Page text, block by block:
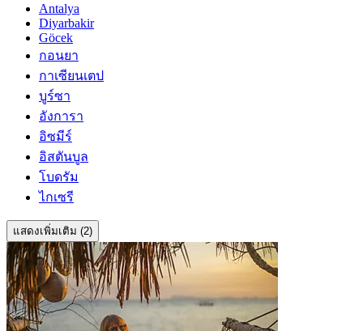
Antalya
Diyarbakir
Göcek
กอนยา
กาเซียนเตป
บูร์ซา
อังการา
อิซมีร์
อิสตันบูล
โบดรัม
ไกเซรี
แสดงเพิ่มเติม (2)